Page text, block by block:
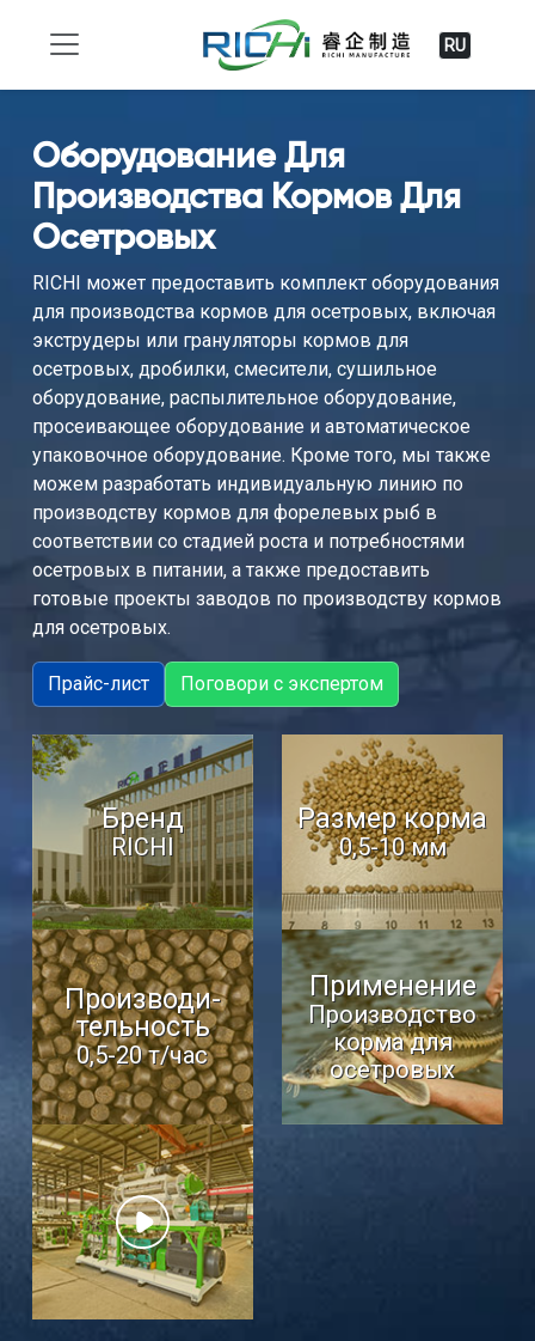
RU
Оборудование Для
Производства Кормов Для
Осетровых
RICHI может предоставить комплект оборудования
для производства кормов для осетровых, включая
экструдеры или грануляторы кормов для
осетровых, дробилки, смесители, сушильное
оборудование, распылительное оборудование,
просеивающее оборудование и автоматическое
упаковочное оборудование. Кроме того, мы также
можем разработать индивидуальную линию по
производству кормов для форелевых рыб в
соответствии со стадией роста и потребностями
осетровых в питании, а также предоставить
готовые проекты заводов по производству кормов
для осетровых.
Прайс-лист Поговори с экспертом
Бренд
RICHI
Размер корма
0,5-10 мм
Производи-
тельность
0,5-20 т/час
Применение
Производство
корма для
осетровых